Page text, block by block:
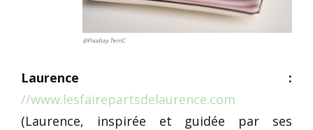
@Pixabay TerriC
Laurence :
//www.lesfairepartsdelaurence.com
(Laurence, inspirée et guidée par ses